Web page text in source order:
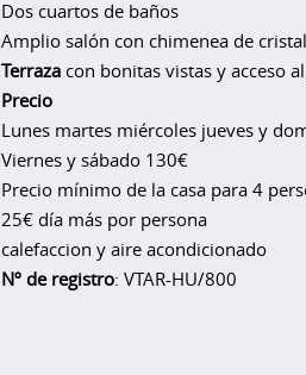
Dos cuartos de baños
Amplio salón con chimenea de
Terrazacon bonitas vistas y acceso
Precio
Lunes martes miércoles jueves y
Viernes y sábado 130€
Precio mínimo de la casa para 4
25€ día más por persona
calefaccion y aire acondicionado
Nº de registro: VTAR-HU/800